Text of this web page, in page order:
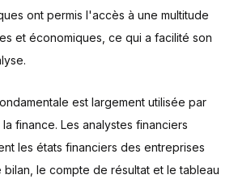
ont permis l'accès à une multitude
et économiques, ce qui a facilité son
est largement utilisée par
finance. Les analystes financiers
les états financiers des entreprises
le compte de résultat et le tableau